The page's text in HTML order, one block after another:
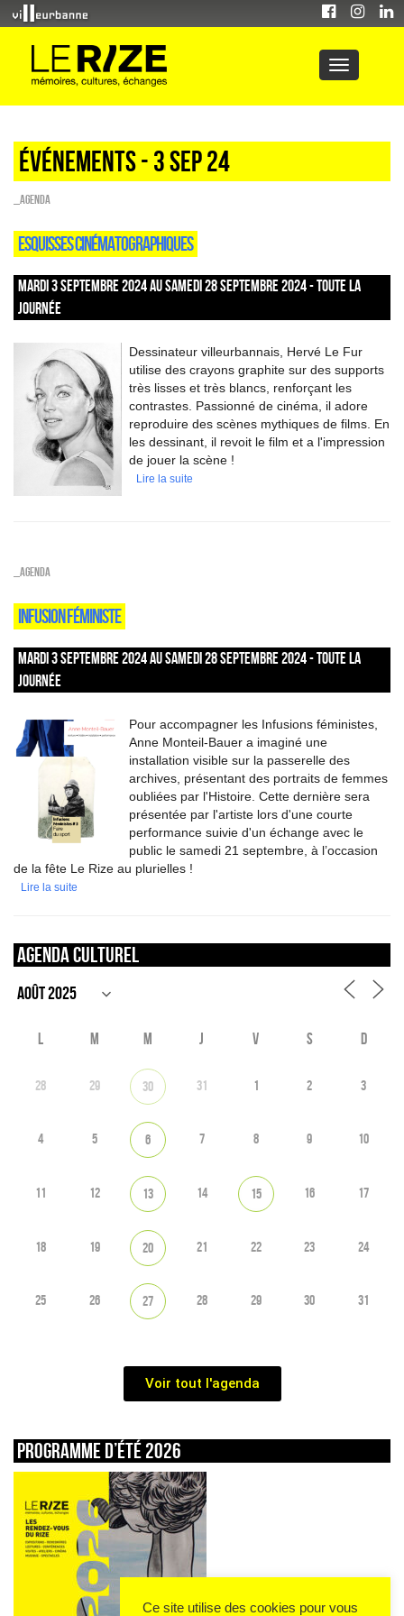
Événements - 3 Sep 24
_Agenda
ESQUISSES CINÉMATOGRAPHIQUES
MARDI 3 SEPTEMBRE 2024 AU SAMEDI 28 SEPTEMBRE 2024 - TOUTE LA
JOURNÉE
Dessinateur villeurbannais, Hervé Le Fur
utilise des crayons graphite sur des supports
très lisses et très blancs, renforçant les
contrastes. Passionné de cinéma, il adore
reproduire des scènes mythiques de films. En
les dessinant, il revoit le film et a l'impression
de jouer la scène !
Lire la suite
_Agenda
INFUSION FÉMINISTE
MARDI 3 SEPTEMBRE 2024 AU SAMEDI 28 SEPTEMBRE 2024 - TOUTE LA
JOURNÉE
Pour accompagner les Infusions féministes,
Anne Monteil-Bauer a imaginé une
installation visible sur la passerelle des
archives, présentant des portraits de femmes
oubliées par l'Histoire. Cette dernière sera
présentée par l'artiste lors d'une courte
performance suivie d'un échange avec le
public le samedi 21 septembre, à l’occasion
de la fête Le Rize au plurielles !
Lire la suite
Agenda culturel
L M M J V S D
28 29 30 31 1 2 3
4 5 6 7 8 9 10
11 12 13 14 15 16 17
18 19 20 21 22 23 24
25 26 27 28 29 30 31
Voir tout l'agenda
Programme d’été 2026
Ce site utilise des cookies pour vous